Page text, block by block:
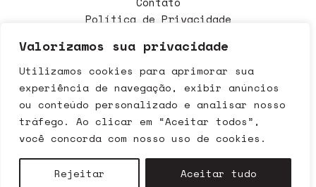
Valorizamos sua privacidade
Utilizamos cookies para aprimorar sua
experiência de navegação, exibir anúncios
ou conteúdo personalizado e analisar nosso
tráfego. Ao clicar em “Aceitar todos”,
você concorda com nosso uso de cookies.
Rejeitar Aceitar tudo
Política de Privacidade
Iszi Cosméticos LTDA CNPJ 39.718.797/0001-00 - Avenida
Deputado Dante Delmanto, 2573 Botucatu - SP CEP: 18608-393
Copyright 2020 - Todos os direitos reservados. É vedada a
reprodução total ou parcial das informações aqui veiculadas
sem a expressa autorização da administração do site. Os
preços e condições de pagamento são válidos exclusivamente
para compras realizadas via internet e poderão sofrer
alteração sem aviso prévio. Em caso de divergência, o preço
válido é sempre o do carrinho de compras.